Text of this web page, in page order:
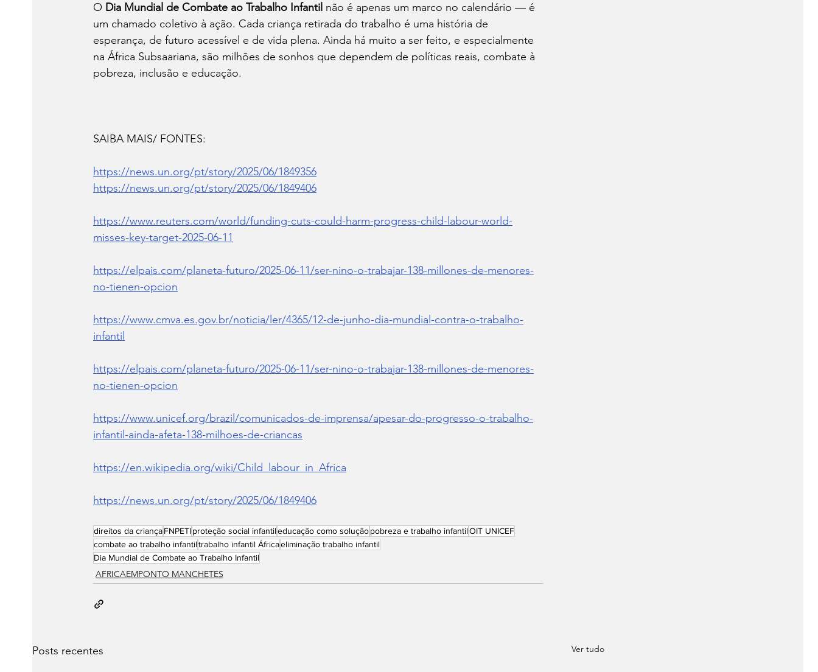
O Dia Mundial de Combate ao Trabalho Infantil não é apenas um marco no calendário — é
um chamado coletivo à ação. Cada criança retirada do trabalho é uma história de
esperança, de futuro acessível e de vida plena. Ainda há muito a ser feito, e especialmente
na África Subsaariana, são milhões de sonhos que dependem de políticas reais, combate à
pobreza, inclusão e educação.
SAIBA MAIS/ FONTES:
https://news.un.org/pt/story/2025/06/1849356
https://news.un.org/pt/story/2025/06/1849406
https://www.reuters.com/world/funding-cuts-could-harm-progress-child-labour-world-
misses-key-target-2025-06-11
https://elpais.com/planeta-futuro/2025-06-11/ser-nino-o-trabajar-138-millones-de-menores-
no-tienen-opcion
https://www.cmva.es.gov.br/noticia/ler/4365/12-de-junho-dia-mundial-contra-o-trabalho-
infantil
https://elpais.com/planeta-futuro/2025-06-11/ser-nino-o-trabajar-138-millones-de-menores-
no-tienen-opcion
https://www.unicef.org/brazil/comunicados-de-imprensa/apesar-do-progresso-o-trabalho-
infantil-ainda-afeta-138-milhoes-de-criancas
https://en.wikipedia.org/wiki/Child_labour_in_Africa
https://news.un.org/pt/story/2025/06/1849406
direitos da criançaFNPETIproteção social infantileducação como soluçãopobreza e trabalho infantilOIT UNICEF
combate ao trabalho infantiltrabalho infantil Áfricaeliminação trabalho infantil
Dia Mundial de Combate ao Trabalho Infantil
AFRICAEMPONTO MANCHETES
Posts recentes Ver tudo